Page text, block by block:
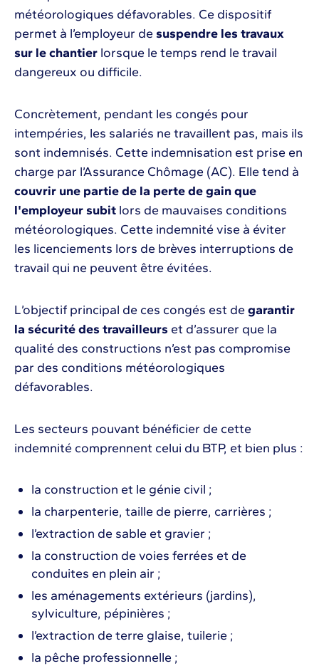
météorologiques défavorables. Ce dispositif
permet à l’employeur de suspendre les travaux
sur le chantier lorsque le temps rend le travail
dangereux ou difficile.
Concrètement, pendant les congés pour
intempéries, les salariés ne travaillent pas, mais ils
sont indemnisés. Cette indemnisation est prise en
charge par l’Assurance Chômage (AC). Elle tend à
couvrir une partie de la perte de gain que
l'employeur subit lors de mauvaises conditions
météorologiques. Cette indemnité vise à éviter
les licenciements lors de brèves interruptions de
travail qui ne peuvent être évitées.
L’objectif principal de ces congés est de garantir
la sécurité des travailleurs et d’assurer que la
qualité des constructions n’est pas compromise
par des conditions météorologiques
défavorables.
Les secteurs pouvant bénéficier de cette
indemnité comprennent celui du BTP, et bien plus :
la construction et le génie civil ;
la charpenterie, taille de pierre, carrières ;
l’extraction de sable et gravier ;
la construction de voies ferrées et de
conduites en plein air ;
les aménagements extérieurs (jardins),
sylviculture, pépinières ;
l’extraction de terre glaise, tuilerie ;
la pêche professionnelle ;